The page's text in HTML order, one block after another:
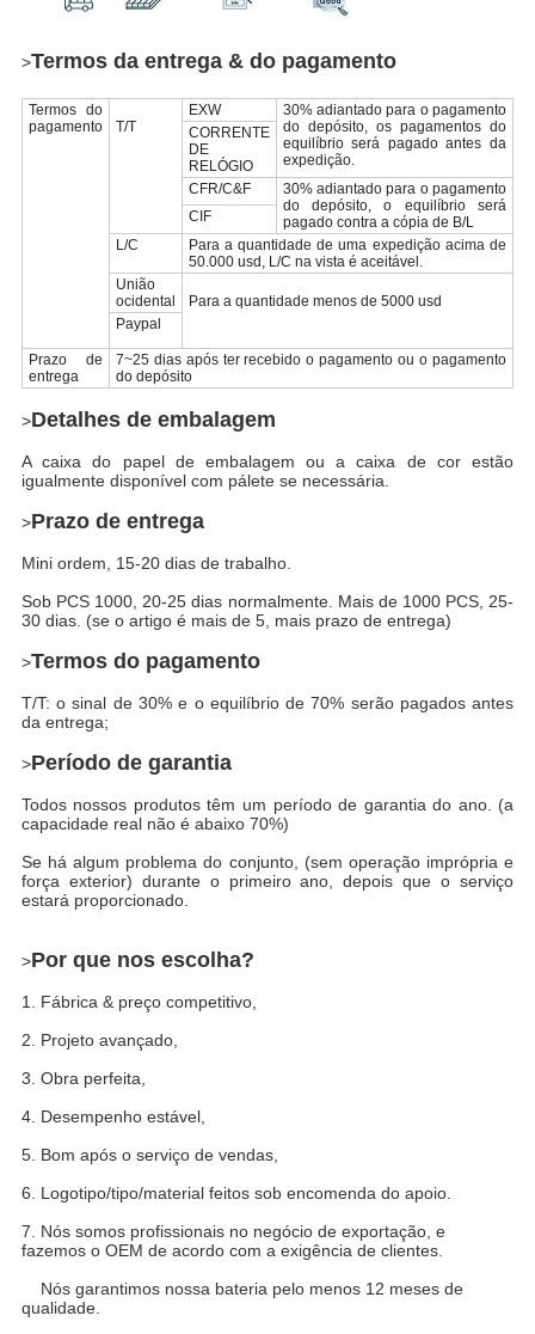
Submeter
>Termos da entrega & do pagamento
Termos do
pagamento
T/T
EXW
30% adiantado para o pagamento
do depósito, os pagamentos do
equilíbrio será pagado antes da
expedição.
CORRENTE
DE
RELÓGIO
CFR/C&F
30% adiantado para o pagamento
do depósito, o equilíbrio será
pagado contra a cópia de B/L
CIF
L/C
Para a quantidade de uma expedição acima de
50.000 usd, L/C na vista é aceitável.
União
ocidental
Para a quantidade menos de 5000 usd
Paypal
Prazo de
entrega
7~25 dias após ter recebido o pagamento ou o pagamento
do depósito
>Detalhes de embalagem
A caixa do papel de embalagem ou a caixa de cor estão
igualmente disponível com pálete se necessária.
>Prazo de entrega
Mini ordem, 15-20 dias de trabalho.
Sob PCS 1000, 20-25 dias normalmente. Mais de 1000 PCS, 25-
30 dias. (se o artigo é mais de 5, mais prazo de entrega)
>Termos do pagamento
T/T: o sinal de 30% e o equilíbrio de 70% serão pagados antes
da entrega;
>Período de garantia
Todos nossos produtos têm um período de garantia do ano. (a
capacidade real não é abaixo 70%)
Se há algum problema do conjunto, (sem operação imprópria e
força exterior) durante o primeiro ano, depois que o serviço
estará proporcionado.
>Por que nos escolha?
1. Fábrica & preço competitivo,
2. Projeto avançado,
3. Obra perfeita,
4. Desempenho estável,
5. Bom após o serviço de vendas,
6. Logotipo/tipo/material feitos sob encomenda do apoio.
7. Nós somos profissionais no negócio de exportação, e
fazemos o OEM de acordo com a exigência de clientes.
Nós garantimos nossa bateria pelo menos 12 meses de
qualidade.